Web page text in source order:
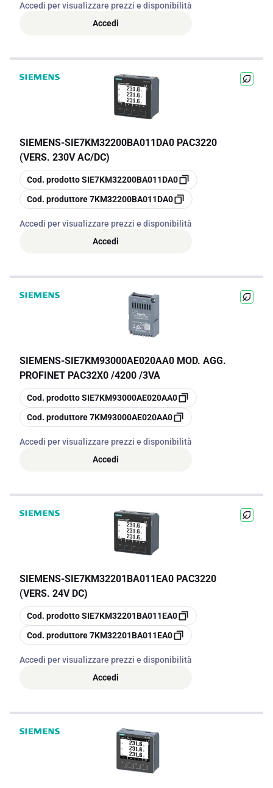
Accedi per visualizzare prezzi e disponibilità
Accedi
SIEMENS-SIE7KM32200BA011DA0 PAC3220
(VERS. 230V AC/DC)
copia
Cod. prodottoSIE7KM32200BA011DA0
copia
Cod. produttore7KM32200BA011DA0
Accedi per visualizzare prezzi e disponibilità
Accedi
SIEMENS-SIE7KM93000AE020AA0 MOD. AGG.
PROFINET PAC32X0 /4200 /3VA
copia
Cod. prodottoSIE7KM93000AE020AA0
copia
Cod. produttore7KM93000AE020AA0
Accedi per visualizzare prezzi e disponibilità
Accedi
SIEMENS-SIE7KM32201BA011EA0 PAC3220
(VERS. 24V DC)
copia
Cod. prodottoSIE7KM32201BA011EA0
copia
Cod. produttore7KM32201BA011EA0
Accedi per visualizzare prezzi e disponibilità
Accedi